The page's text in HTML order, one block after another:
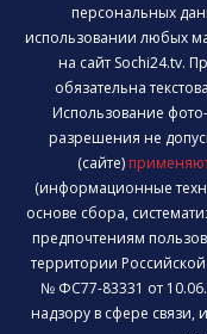
персональных
использовании любых
на сайт Sochi24.tv.
обязательна
Использование
разрешения не
(сайте)
(информационные
основе сбора,
предпочтениям
территории
№ ФС77-83331 от
надзору в сфере